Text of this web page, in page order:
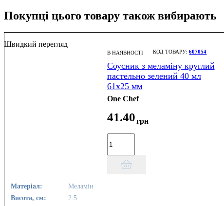
Покупці цього товару також вибирають
Швидкий перегляд
В НАЯВНОСТІ 607054
Соусник з меламіну круглий
пастельно зелений 40 мл
61х25 мм
One Chef
41.40грн
Матеріал:
Меламін
Висота, см:
2.5